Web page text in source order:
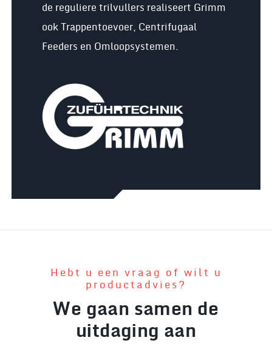
de reguliere trilvullers realiseert Grimm
ook Trappentoevoer, Centrifugaal
Feeders en Omloopsystemen.
Hebt u een vraag of wilt u
productadvies?
We gaan samen de
uitdaging aan